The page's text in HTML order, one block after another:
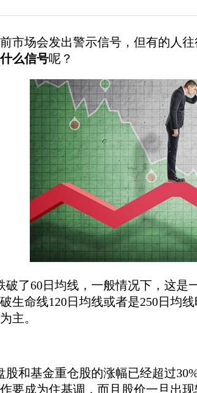
场会发出警示信号，但有的人往
么信号呢？
60日均线，一般情况下，这是
生命线120日均线或者是250日均
主。
基金重仓股的涨幅已经超过
要成为住基调，而且股价一旦出